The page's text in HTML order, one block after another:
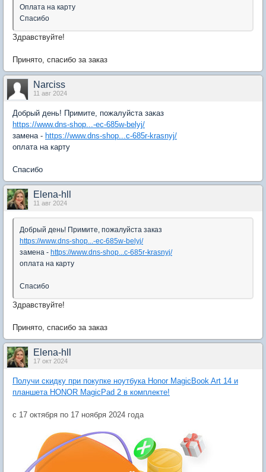
Оплата на карту
Спасибо
Здравствуйте!
Принято, спасибо за заказ
Narciss
11 авг 2024
Добрый день! Примите, пожалуйста заказ
https://www.dns-shop...-ec-685w-belyj/
замена - https://www.dns-shop...c-685r-krasnyj/
оплата на карту
Спасибо
Elena-hll
11 авг 2024
Добрый день! Примите, пожалуйста заказ
https://www.dns-shop...-ec-685w-belyj/
замена - https://www.dns-shop...c-685r-krasnyj/
оплата на карту
Спасибо
Здравствуйте!
Принято, спасибо за заказ
Elena-hll
17 окт 2024
Получи скидку при покупке ноутбука Honor MagicBook Art 14 и
планшета HONOR MagicPad 2 в комплекте!
с 17 октября по 17 ноября 2024 года